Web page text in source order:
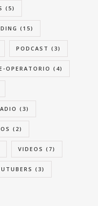
(5)
(15)
PODCAST (3)
OPERATORIO (4)
(3)
(2)
VIDEOS (7)
(3)